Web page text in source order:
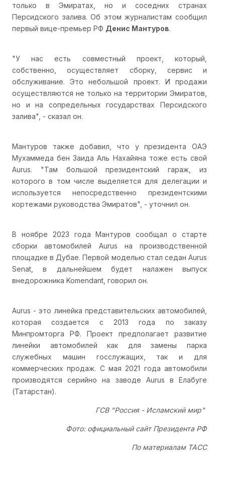
только в Эмиратах, но и соседних странах
Персидского залива. Об этом журналистам сообщил
первый вице-премьер РФ Денис Мантуров.
"У нас есть совместный проект, который,
собственно, осуществляет сборку, сервис и
обслуживание. Это небольшой проект. И продажи
осуществляются не только на территории Эмиратов,
но и на сопредельных государствах Персидского
залива", - сказал он.
Мантуров также добавил, что у президента ОАЭ
Мухаммеда бен Заида Аль Нахайяна тоже есть свой
Aurus. "Там большой президентский гараж, из
которого в том числе выделяется для делегации и
используется непосредственно президентскими
кортежами руководства Эмиратов", - уточнил он.
В ноябре 2023 года Мантуров сообщал о старте
сборки автомобилей Aurus на производственной
площадке в Дубае. Первой моделью стал седан Aurus
Senat, в дальнейшем будет налажен выпуск
внедорожника Komendant, говорил он.
Aurus - это линейка представительских автомобилей,
которая создается с 2013 года по заказу
Минпромторга РФ. Проект предполагает развитие
линейки автомобилей как для замены парка
служебных машин госслужащих, так и для
коммерческих продаж. С мая 2021 года автомобили
производятся серийно на заводе Aurus в Елабуге
(Татарстан).
ГСВ "Россия - Исламский мир"
Фото: официальный сайт Президента РФ
По материалам ТАСС